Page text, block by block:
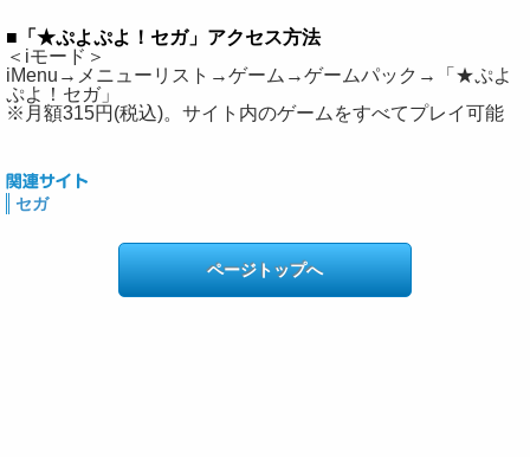
■「★ぷよぷよ！セガ」アクセス方法
＜iモード＞
iMenu→メニューリスト→ゲーム→ゲームパック→「★ぷよ
ぷよ！セガ」
※月額315円(税込)。サイト内のゲームをすべてプレイ可能
セガ
ページトップへ